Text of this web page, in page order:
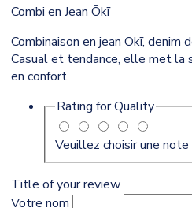
Combi en Jean Ōkī
Combinaison en jean Ōkī,
Casual et tendance, elle met
en confort.
Rating forQuality
Veuillez choisir une
Title of your review
Votre nom